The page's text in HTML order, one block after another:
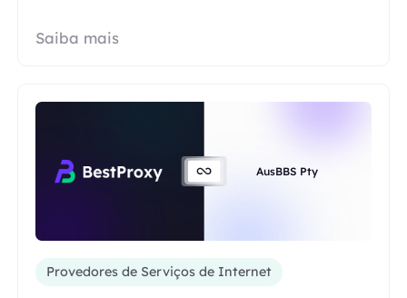
Saiba mais
AusBBS Pty
Provedores de Serviços de Internet